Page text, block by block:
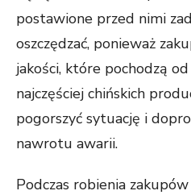
postawione przed nimi
oszczędzać, ponieważ
jakości, które pochodzą
najczęściej chińskich
pogorszyć sytuację i
nawrotu awarii.
Podczas robienia